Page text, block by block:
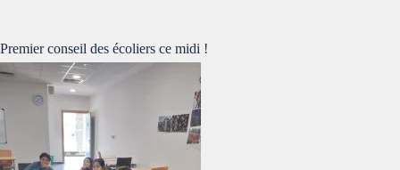
Premier conseil des écoliers ce midi !